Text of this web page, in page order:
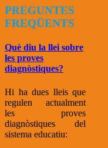
PREGUNTES
FREQÜENTS
Què diu la llei sobre
les proves
diagnòstiques?
Hi ha dues lleis que
regulen actualment
les proves
diagnòstiques del
sistema educatiu: